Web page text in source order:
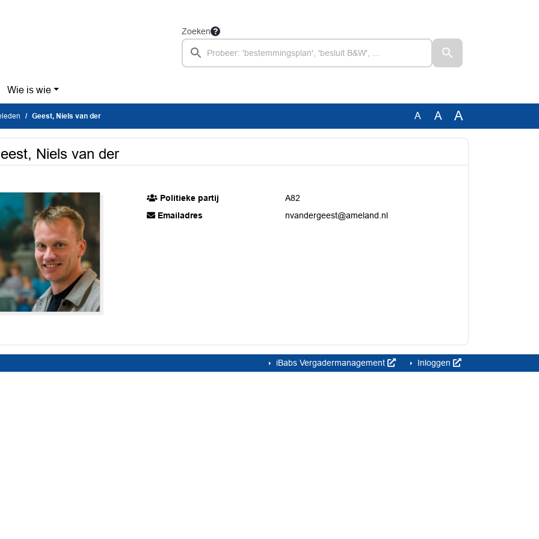
Zoeken
Wie is wie
Geest, Niels van der A A A
Niels van der
Politieke partij
A82
Emailadres
nvandergeest@ameland.nl
iBabs Vergadermanagement Inloggen